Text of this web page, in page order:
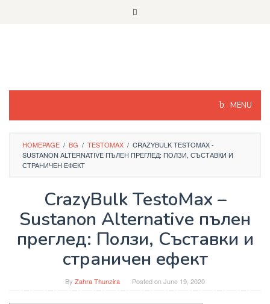
MENU
HOMEPAGE / BG / TESTOMAX / CRAZYBULK TESTOMAX -
SUSTANON ALTERNATIVE ПЪЛЕН ПРЕГЛЕД: ПОЛЗИ, СЪСТАВКИ И
СТРАНИЧЕН ЕФЕКТ
CrazyBulk TestoMax –
Sustanon Alternative пълен
преглед: Ползи, Съставки и
страничен ефект
By Zahra Thunzira Posted onJune 19, 2020